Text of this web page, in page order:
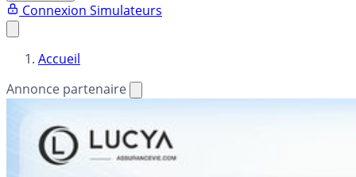
Connexion Simulateurs
Accueil
Annonce partenaire